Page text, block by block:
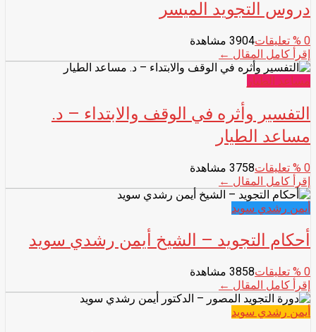
دروس التجويد الميسر
0 % تعليقات3904 مشاهدة
إقرأ كامل المقال ←
مساعد الطيار
التفسير وأثره في الوقف والابتداء – د.
مساعد الطيار
0 % تعليقات3758 مشاهدة
إقرأ كامل المقال ←
أيمن رشدي سويد
أحكام التجويد – الشيخ أيمن رشدي سويد
0 % تعليقات3858 مشاهدة
إقرأ كامل المقال ←
أيمن رشدي سويد